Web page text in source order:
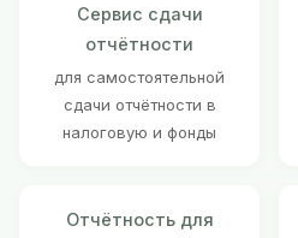
Сервис сдачи
отчётности
для самостоятельной
сдачи отчётности в
налоговую и фонды
Отчётность для